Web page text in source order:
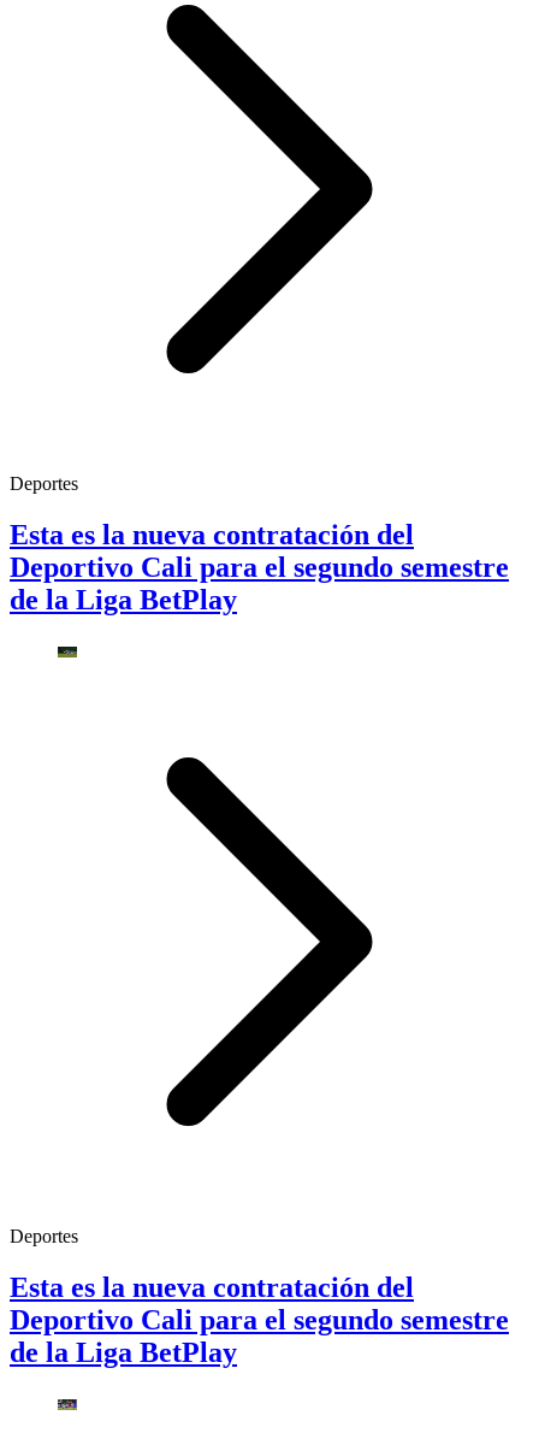
Deportes
Esta es la nueva contratación del
Deportivo Cali para el segundo semestre
de la Liga BetPlay
Deportes
Esta es la nueva contratación del
Deportivo Cali para el segundo semestre
de la Liga BetPlay